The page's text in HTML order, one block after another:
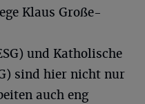
Klaus Große-
und Katholische
sind hier nicht nur
auch eng